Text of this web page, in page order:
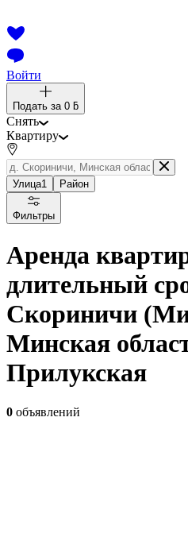
Войти
Подать за 0 ƃ
Снять
Квартиру
Улица1 Район
Фильтры
Аренда
длительный
Скориничи
Минская
Прилукская
0 объявлений